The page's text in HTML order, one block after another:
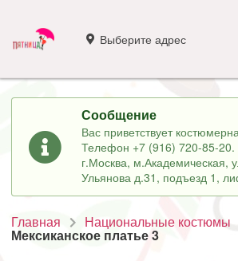
Выберите адрес
Сообщение
Вас приветствует
Телефон +7 (916) 720-85-
г.Москва, м.Академическая,
Ульянова д.31, подъезд 1,
Главная Национальные костюмы
Мексиканское платье 3